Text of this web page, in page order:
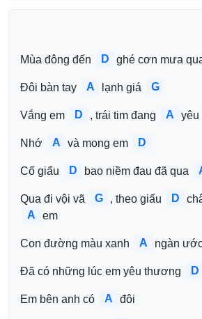
Mùa đông đến D ghé cơn mưa
Đôi bàn tay A lạnh giá G
Vắng em D , trái tim đang A yêu
Nhớ A và mong em D
Cố giấu D bao niềm đau đã qua
Qua đi vội vã G , theo giấu D
A
em
Con đường màu xanh A ngàn
Đã có những lúc em yêu thương D
Em bên anh có A đôi